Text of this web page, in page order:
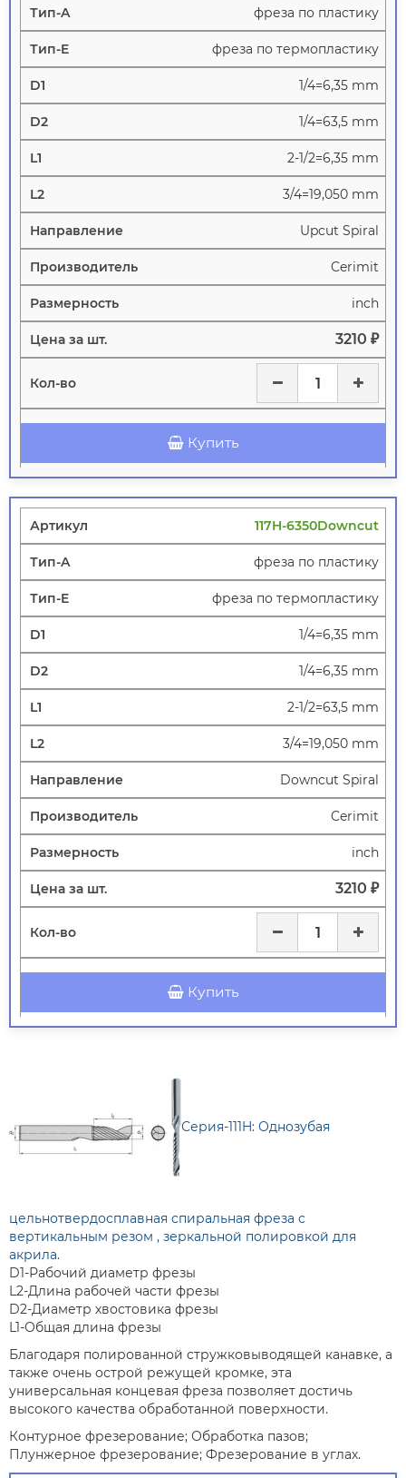
фреза по пластику
фреза по термопластику
1/4=6,35 mm
1/4=63,5 mm
2-1/2=6,35 mm
3/4=19,050 mm
Upcut Spiral
Cerimit
inch
3210 ₽
Купить
117H-6350Downcut
фреза по пластику
фреза по термопластику
1/4=6,35 mm
1/4=6,35 mm
2-1/2=63,5 mm
3/4=19,050 mm
Downcut Spiral
Cerimit
inch
3210 ₽
Купить
Серия-111H: Однозубая
цельнотвердосплавная спиральная фреза с
вертикальным резом , зеркальной полировкой для
акрила.
D1-Рабочий диаметр фрезы
L2-Длина рабочей части фрезы
D2-Диаметр хвостовика фрезы
L1-Общая длина фрезы
Благодаря полированной стружковыводящей канавке, а
также очень острой режущей кромке, эта
универсальная концевая фреза позволяет достичь
высокого качества обработанной поверхности.
Контурное фрезерование; Обработка пазов;
Плунжерное фрезерование; Фрезерование в углах.